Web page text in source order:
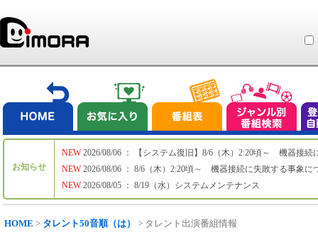
お知らせ
NEW
NEW
NEW
2026/08/06 ： 【システム復旧】8/6（木）2:20頃～ 機器接続
2026/08/06 ： 8/6（木）2:20頃～ 機器接続に失敗する事象に
2026/08/05 ： 8/19（水）システムメンテナンス
HOME > タレント50音順（は） > タレント出演番組情報